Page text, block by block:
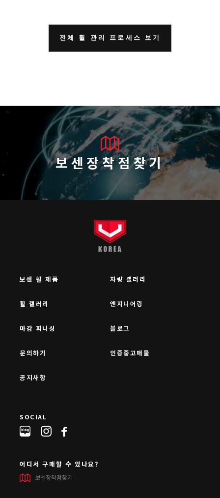
전체 휠 관리 프로세스 보기
보센장착점찾기
보센 휠 제품 차량 갤러리
휠 갤러리 엔지니어링
마감 피니싱 블로그
문의하기 인증중고매물
공지사항
SOCIAL
어디서 구매할 수 있나요?
보센장착점찾기